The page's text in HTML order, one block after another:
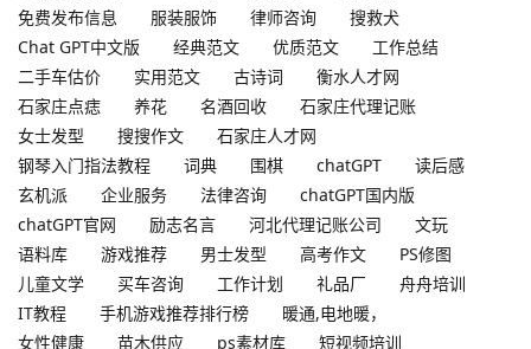
免费发布信息
服装服饰 律师咨询
搜救犬
Chat GPT中文版
经典范文 优质范文
工作总结
二手车估价
实用范文 古诗词
衡水人才网
石家庄点痣
养花 名酒回收
石家庄代理记账
女士发型
搜搜作文
石家庄人才网
钢琴入门指法教程
词典 围棋 chatGPT
读后感
玄机派
企业服务 法律咨询
chatGPT国内版
chatGPT官网
励志名言 河北代理记账公司
文玩
语料库
游戏推荐 男士发型 高考作文
PS修图
儿童文学
买车咨询 工作计划 礼品厂
舟舟培训
IT教程
手机游戏推荐排行榜
暖通,电地暖，
女性健康
苗木供应 ps素材库
短视频培训